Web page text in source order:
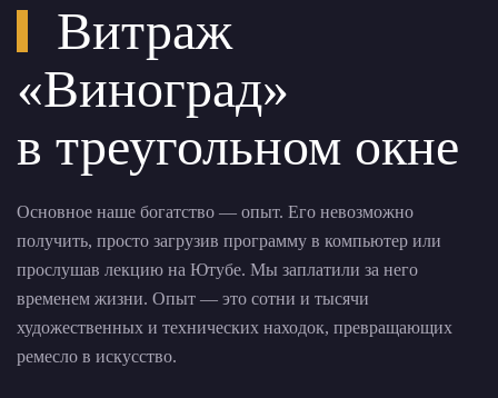
Витраж
«Виноград»
в треугольном окне
Основное наше богатство — опыт. Его невозможно
получить, просто загрузив программу в компьютер или
прослушав лекцию на Ютубе. Мы заплатили за него
временем жизни. Опыт — это сотни и тысячи
художественных и технических находок, превращающих
ремесло в искусство.